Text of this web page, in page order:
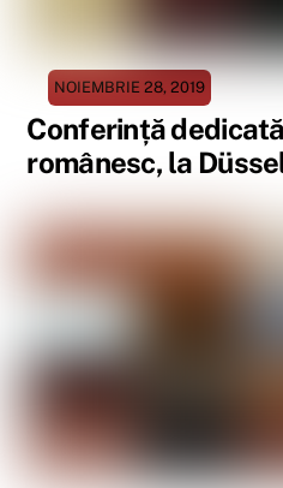
NOIEMBRIE 28, 2019
Conferință
românesc, la